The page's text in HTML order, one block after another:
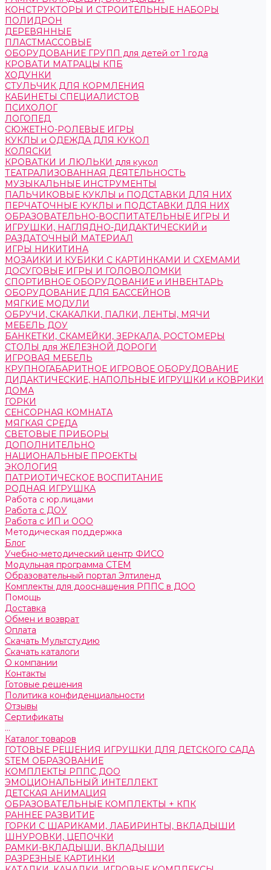
КОНСТРУКТОРЫ И СТРОИТЕЛЬНЫЕ НАБОРЫ
ПОЛИДРОН
ДЕРЕВЯННЫЕ
ПЛАСТМАССОВЫЕ
ОБОРУДОВАНИЕ ГРУПП для детей от 1 года
КРОВАТИ МАТРАЦЫ КПБ
ХОДУНКИ
СТУЛЬЧИК ДЛЯ КОРМЛЕНИЯ
КАБИНЕТЫ СПЕЦИАЛИСТОВ
ПСИХОЛОГ
ЛОГОПЕД
СЮЖЕТНО-РОЛЕВЫЕ ИГРЫ
КУКЛЫ и ОДЕЖДА ДЛЯ КУКОЛ
КОЛЯСКИ
КРОВАТКИ И ЛЮЛЬКИ для кукол
ТЕАТРАЛИЗОВАННАЯ ДЕЯТЕЛЬНОСТЬ
МУЗЫКАЛЬНЫЕ ИНСТРУМЕНТЫ
ПАЛЬЧИКОВЫЕ КУКЛЫ и ПОДСТАВКИ ДЛЯ НИХ
ПЕРЧАТОЧНЫЕ КУКЛЫ и ПОДСТАВКИ ДЛЯ НИХ
ОБРАЗОВАТЕЛЬНО-ВОСПИТАТЕЛЬНЫЕ ИГРЫ И
ИГРУШКИ, НАГЛЯДНО-ДИДАКТИЧЕСКИЙ и
РАЗДАТОЧНЫЙ МАТЕРИАЛ
ИГРЫ НИКИТИНА
МОЗАИКИ И КУБИКИ С КАРТИНКАМИ И СХЕМАМИ
ДОСУГОВЫЕ ИГРЫ И ГОЛОВОЛОМКИ
СПОРТИВНОЕ ОБОРУДОВАНИЕ и ИНВЕНТАРЬ
ОБОРУДОВАНИЕ ДЛЯ БАССЕЙНОВ
МЯГКИЕ МОДУЛИ
ОБРУЧИ, СКАКАЛКИ, ПАЛКИ, ЛЕНТЫ, МЯЧИ
МЕБЕЛЬ ДОУ
БАНКЕТКИ, СКАМЕЙКИ, ЗЕРКАЛА, РОСТОМЕРЫ
СТОЛЫ для ЖЕЛЕЗНОЙ ДОРОГИ
ИГРОВАЯ МЕБЕЛЬ
КРУПНОГАБАРИТНОЕ ИГРОВОЕ ОБОРУДОВАНИЕ
ДИДАКТИЧЕСКИЕ, НАПОЛЬНЫЕ ИГРУШКИ и КОВРИКИ
ДОМА
ГОРКИ
СЕНСОРНАЯ КОМНАТА
МЯГКАЯ СРЕДА
СВЕТОВЫЕ ПРИБОРЫ
ДОПОЛНИТЕЛЬНО
НАЦИОНАЛЬНЫЕ ПРОЕКТЫ
ЭКОЛОГИЯ
ПАТРИОТИЧЕСКОЕ ВОСПИТАНИЕ
РОДНАЯ ИГРУШКА
Работа с юр.лицами
Работа с ДОУ
Работа с ИП и ООО
Методическая поддержка
Блог
Учебно-методический центр ФИСО
Модульная программа СТЕМ
Образовательный портал Элтиленд
Комплекты для дооснащения РППС в ДОО
Помощь
Доставка
Обмен и возврат
Оплата
Скачать Мультстудию
Скачать каталоги
О компании
Контакты
Готовые решения
Политика конфиденциальности
Отзывы
Сертификаты
...
Каталог товаров
ГОТОВЫЕ РЕШЕНИЯ ИГРУШКИ ДЛЯ ДЕТСКОГО САДА
STEM ОБРАЗОВАНИЕ
КОМПЛЕКТЫ РППС ДОО
ЭМОЦИОНАЛЬНЫЙ ИНТЕЛЛЕКТ
ДЕТСКАЯ АНИМАЦИЯ
ОБРАЗОВАТЕЛЬНЫЕ КОМПЛЕКТЫ + КПК
РАННЕЕ РАЗВИТИЕ
ГОРКИ С ШАРИКАМИ, ЛАБИРИНТЫ, ВКЛАДЫШИ
ШНУРОВКИ, ЦЕПОЧКИ
РАМКИ-ВКЛАДЫШИ, ВКЛАДЫШИ
РАЗРЕЗНЫЕ КАРТИНКИ